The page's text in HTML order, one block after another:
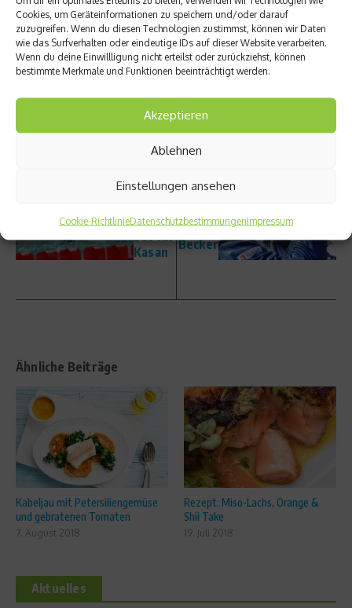
Cookies, um Geräteinformationen zu speichern und/oder darauf
zuzugreifen. Wenn du diesen Technologien zustimmst, können wir Daten
wie das Surfverhalten oder eindeutige IDs auf dieser Website verarbeiten.
Wenn du deine Einwillligung nicht erteilst oder zurückziehst, können
bestimmte Merkmale und Funktionen beeinträchtigt werden.
Akzeptieren
Ablehnen
Einstellungen ansehen
Cookie-RichtlinieDatenschutzbestimmungenImpressum
Beitrag teilen
vorheriger Beitrag
WM:
deutsc
Aufge
bot für
Kasan
Schwei
dreht
Boris
Becker
Ähnliche Beiträge
Kabeljau mit Petersiliengemüse
und gebratenen Tomaten
7. August 2018
Rezept: Miso-Lachs, Orange &
Shii Take
19. Juli 2018
Aktuelles